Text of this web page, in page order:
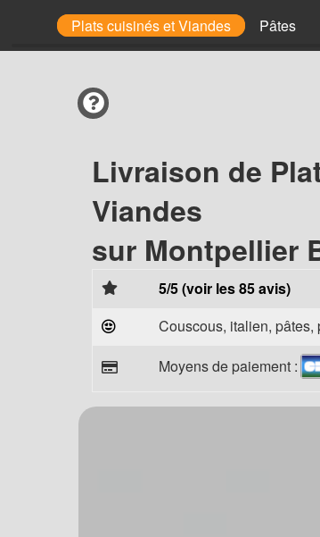
Plats cuisinés et Viandes Pâtes
Livraison de
Viandes
sur Montpellier
5/5 (voir les 85 avis)
Couscous, italien,
Moyens de paiement :